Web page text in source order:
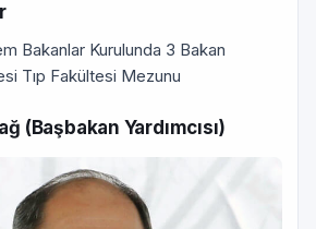
Bakanlar Kurulunda 3 Bakan
Tıp Fakültesi Mezunu
(Başbakan Yardımcısı)